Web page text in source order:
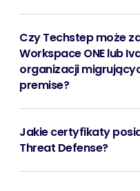
Czy Techstep może
Workspace ONE lub
organizacji
premise?
Jakie certyfikaty
Threat Defense?